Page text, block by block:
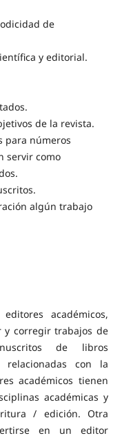
de
y editorial.
de la revista.
para números
servir como
algún trabajo
académicos,
y corregir trabajos de
de libros
relacionadas con la
académicos tienen
académicas y
/ edición. Otra
en un editor